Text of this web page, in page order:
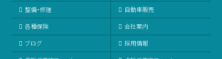
整備・修理
自動車販売
各種保険
会社案内
ブログ
採用情報